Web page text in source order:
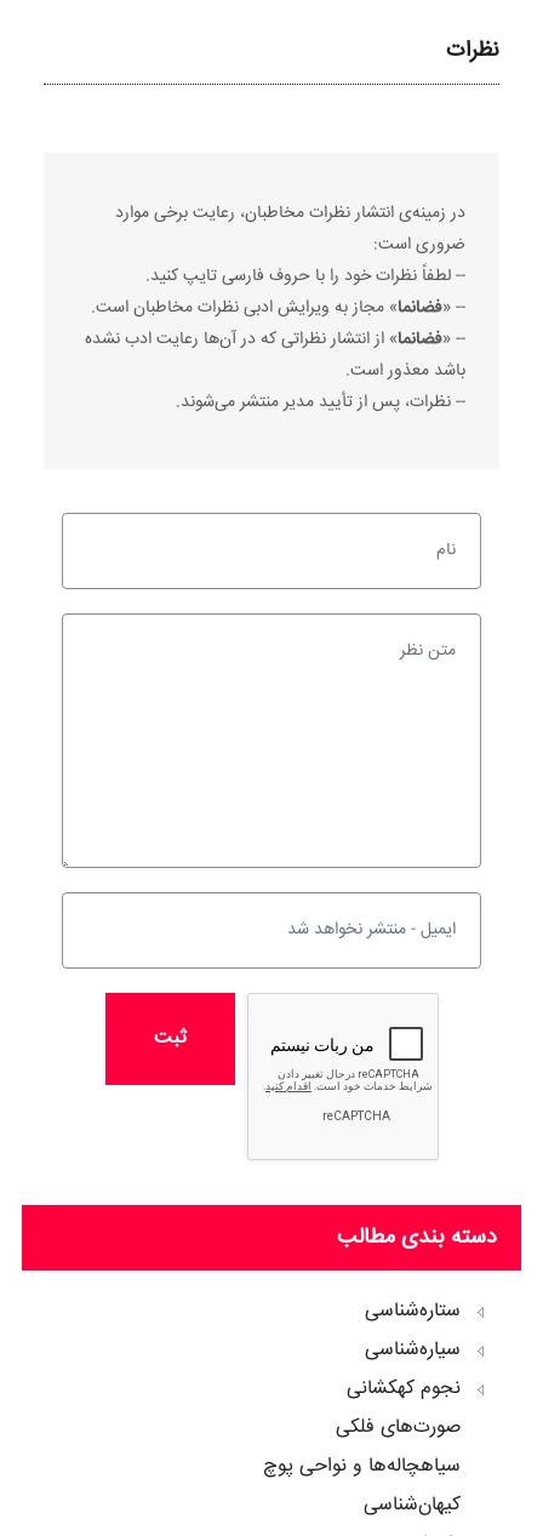
نظرات
در زمینه‌ی انتشار نظرات مخاطبان، رعایت برخی موارد
ضروری است:
-- لطفاً نظرات خود را با حروف فارسی تایپ کنید.
-- «فضانما» مجاز به ویرایش ادبی نظرات مخاطبان است.
-- «فضانما» از انتشار نظراتی که در آن‌ها رعایت ادب نشده
باشد معذور است.
-- نظرات، پس از تأیید مدیر منتشر می‌شوند.
ثبت
دسته بندی مطالب
ستاره‌شناسی
سیاره‌شناسی
نجوم کهکشانی
صورت‌های فلکی
سیاهچاله‌ها و نواحی پوچ
کیهان‌شناسی